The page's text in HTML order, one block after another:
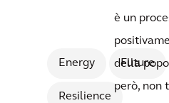
Energy Future
Resilience
è un
della
però, non